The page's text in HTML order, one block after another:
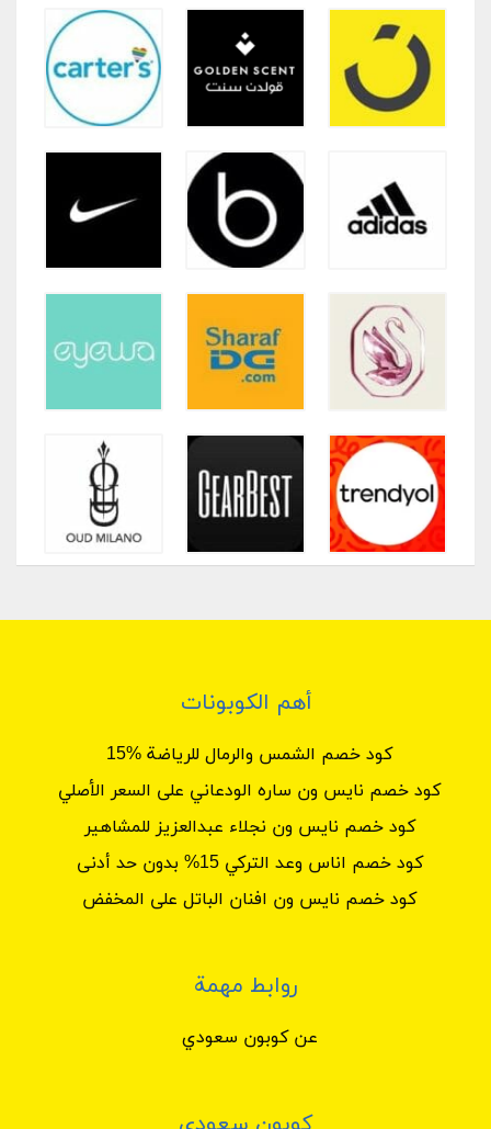
أهم الكوبونات
كود خصم الشمس والرمال للرياضة %15
كود خصم نايس ون ساره الودعاني على السعر الأصلي
كود خصم نايس ون نجلاء عبدالعزيز للمشاهير
كود خصم اناس وعد التركي 15% بدون حد أدنى
كود خصم نايس ون افنان الباتل على المخفض
روابط مهمة
عن كوبون سعودي